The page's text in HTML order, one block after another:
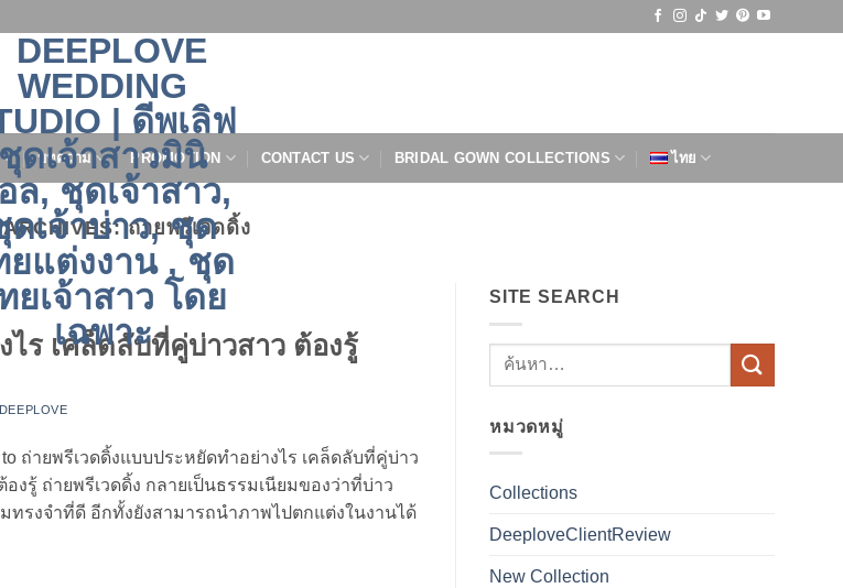
บทความ PROMOTION CONTACT US BRIDAL GOWN COLLECTIONS ไทย
ARCHIVES:ถ่ายพรีเวดดิ้ง
ร เคล็ดลับที่คู่บ่าวสาว ต้องรู้
DEEPLOVE
to ถ่ายพรีเวดดิ้งแบบประหยัดทำอย่างไร เคล็ดลับที่คู่บ่าว
องรู้ ถ่ายพรีเวดดิ้ง กลายเป็นธรรมเนียมของว่าที่บ่าว
ทรงจำที่ดี อีกทั้งยังสามารถนำภาพไปตกแต่งในงานได้
SITE SEARCH
หมวดหมู่
Collections
DeeploveClientReview
New Collection